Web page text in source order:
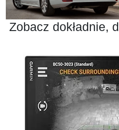
Zobacz dokładnie,